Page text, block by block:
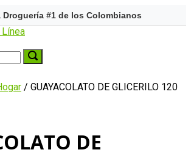
Droguería #1 de los Colombianos
Search
/ GUAYACOLATO DE GLICERILO 120
DE